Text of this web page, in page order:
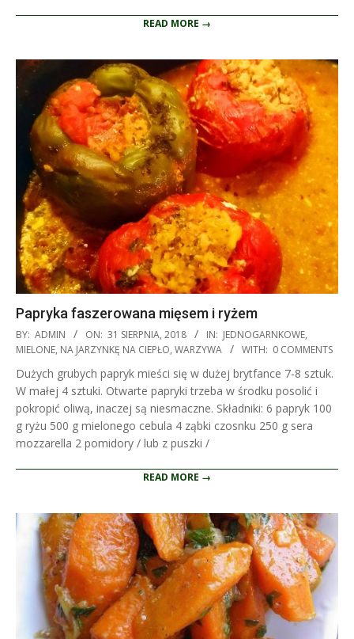
READ MORE →
Papryka faszerowana mięsem i ryżem
2018-
08-
BY: ADMIN ON: 31 SIERPNIA, 2018 IN: JEDNOGARNKOWE,
MIELONE, NA JARZYNKĘ NA CIEPŁO, WARZYWA WITH: 0 COMMENTS
Dużych grubych papryk mieści się w dużej brytfance 7-8 sztuk.
W małej 4 sztuki. Otwarte papryki trzeba w środku posolić i
pokropić oliwą, inaczej są niesmaczne. Składniki: 6 papryk 100
g ryżu 500 g mielonego cebula 4 ząbki czosnku 250 g sera
mozzarella 2 pomidory / lub z puszki /
READ MORE →